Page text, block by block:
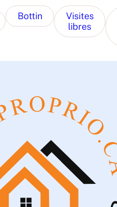
Bottin
Visites
libres